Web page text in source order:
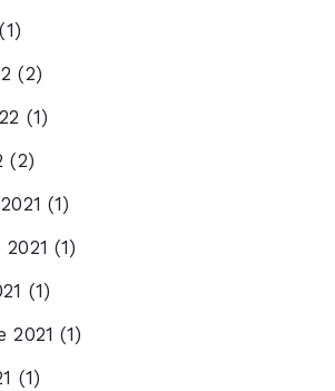
(1)
(2)
(1)
(2)
(1)
(1)
(1)
2021 (1)
(1)